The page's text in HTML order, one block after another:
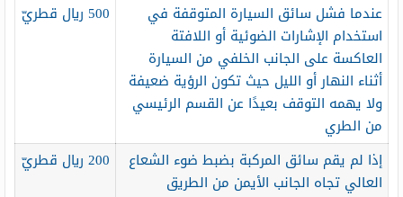
عندما فشل سائق السيارة المتوقفة في
استخدام الإشارات الضوئية أو اللافتة
العاكسة على الجانب الخلفي من السيارة
أثناء النهار أو الليل حيث تكون الرؤية ضعيفة
ولا يهمه التوقف بعيدًا عن القسم الرئيسي
من الطري
500 ريال قطريّ
إذا لم يقم سائق المركبة بضبط ضوء الشعاع
العالي تجاه الجانب الأيمن من الطريق
200 ريال قطريّ